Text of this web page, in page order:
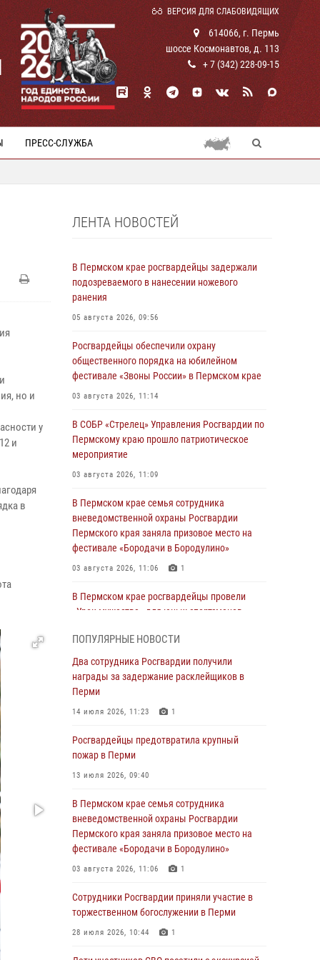
ВЕРСИЯ ДЛЯ СЛАБОВИДЯЩИХ
614066, г. Пермь
шоссе Космонавтов, д. 113
+ 7 (342) 228-09-15
ПРЕСС-СЛУЖБА
но и
у
и
в
ЛЕНТА НОВОСТЕЙ
В Пермском крае росгвардейцы задержали
подозреваемого в нанесении ножевого
ранения
05 августа 2026, 09:56
Росгвардейцы обеспечили охрану
общественного порядка на юбилейном
фестивале «Звоны России» в Пермском крае
03 августа 2026, 11:14
В СОБР «Стрелец» Управления Росгвардии по
Пермскому краю прошло патриотическое
мероприятие
03 августа 2026, 11:09
В Пермском крае семья сотрудника
вневедомственной охраны Росгвардии
Пермского края заняла призовое место на
фестивале «Бородачи в Бородулино»
03 августа 2026, 11:06 1
В Пермском крае росгвардейцы провели
«Урок мужества» для юных спортсменов
Росгвардеец спас тонущую женщину в
Пермском крае
30 июля 2026, 05:19
торжественном богослужении в Перми
28 июля 2026, 10:44
при задержании участников преступной
группы в Пермском крае
28 июля 2026, 06:15
Сотрудник СОБР «Стрелец» провели встречу
Росгвардией»
24 июля 2026, 08:45 2
ПОПУЛЯРНЫЕ НОВОСТИ
Два сотрудника Росгвардии получили
награды за задержание расклейщиков в
Перми
14 июля 2026, 11:23 1
Росгвардейцы предотвратила крупный
пожар в Перми
13 июля 2026, 09:40
В Пермском крае семья сотрудника
вневедомственной охраны Росгвардии
Пермского края заняла призовое место на
фестивале «Бородачи в Бородулино»
03 августа 2026, 11:06 1
Сотрудники Росгвардии приняли участие в
торжественном богослужении в Перми
28 июля 2026, 10:44 1